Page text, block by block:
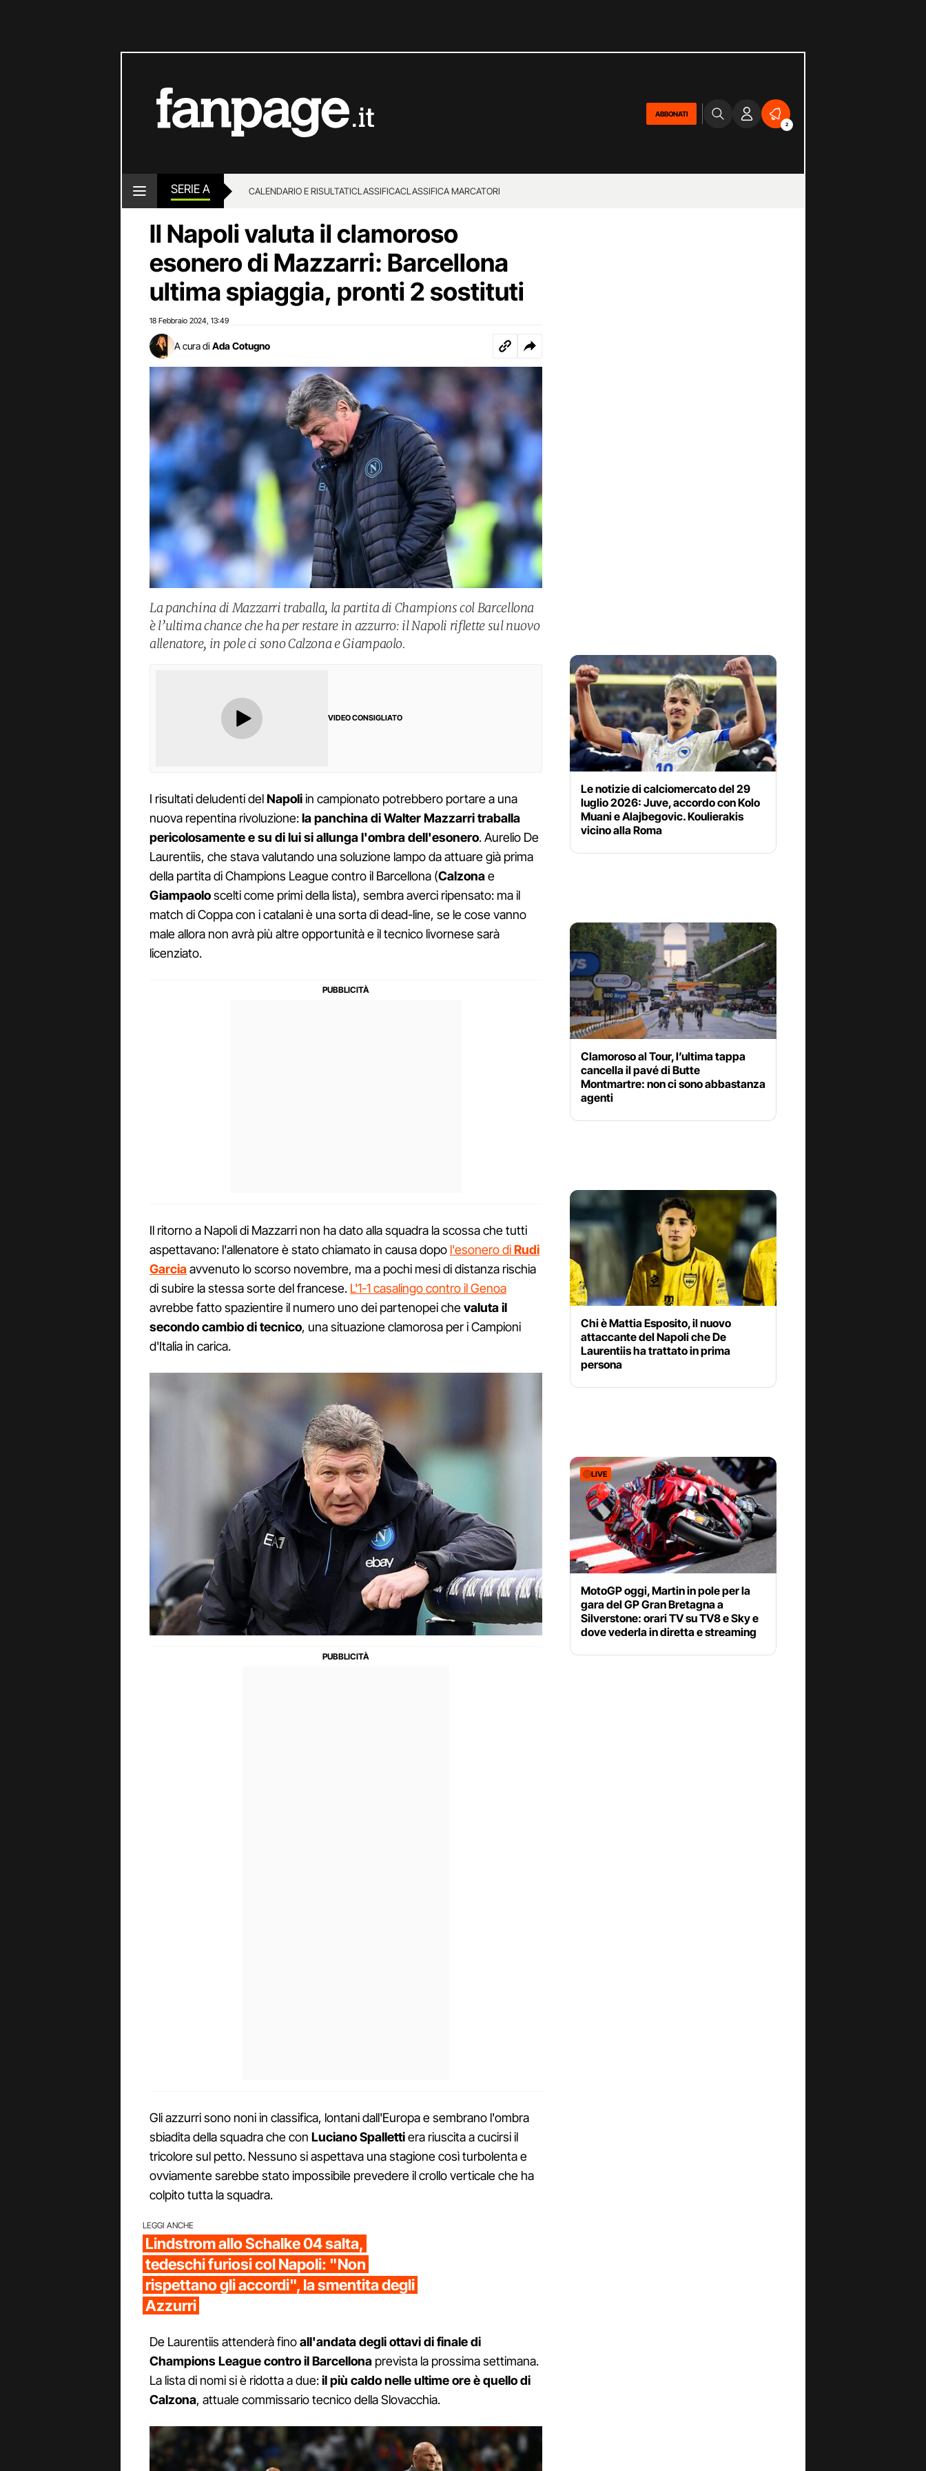
ABBONATI
2
SERIE A CALENDARIO E RISULTATICLASSIFICACLASSIFICA MARCATORI
Il Napoli valuta il clamoroso
esonero di Mazzarri: Barcellona
ultima spiaggia, pronti 2 sostituti
18 Febbraio 2024 13:49
A cura di Ada Cotugno
La panchina di Mazzarri traballa, la partita di Champions col Barcellona
è l’ultima chance che ha per restare in azzurro: il Napoli riflette sul nuovo
allenatore, in pole ci sono Calzona e Giampaolo.
VIDEO CONSIGLIATO
I risultati deludenti delNapoliin campionato potrebbero portare a una
nuova repentina rivoluzione:la panchina di Walter Mazzarri traballa
pericolosamente e su di lui si allunga l'ombra dell'esonero. Aurelio De
Laurentiis, che stava valutando una soluzione lampo da attuare già prima
della partita di Champions League contro il Barcellona (Calzonae
Giampaoloscelti come primi della lista), sembra averci ripensato: ma il
match di Coppa con i catalani è una sorta di dead-line, se le cose vanno
male allora non avrà più altre opportunità e il tecnico livornese sarà
licenziato.
Il ritorno a Napoli di Mazzarri non ha dato alla squadra la scossa che tutti
aspettavano: l'allenatore è stato chiamato in causa dopo l'esonero diRudi
Garciaavvenuto lo scorso novembre, ma a pochi mesi di distanza rischia
di subire la stessa sorte del francese. L'1-1 casalingo contro il Genoa
avrebbe fatto spazientire il numero uno dei partenopei chevaluta il
secondo cambio di tecnico, una situazione clamorosa per i Campioni
d'Italia in carica.
Gli azzurri sono noni in classifica, lontani dall'Europa e sembrano l'ombra
sbiadita della squadra che con Luciano Spallettiera riuscita a cucirsi il
tricolore sul petto. Nessuno si aspettava una stagione così turbolenta e
ovviamente sarebbe stato impossibile prevedere il crollo verticale che ha
colpito tutta la squadra.
LEGGI ANCHE
Lindstrom allo Schalke 04 salta,
tedeschi furiosi col Napoli: "Non
rispettano gli accordi", la smentita degli
Azzurri
De Laurentiis attenderà finoall'andata degli ottavi di finale di
Champions League contro il Barcellona prevista la prossima settimana.
La lista di nomi si è ridotta a due:il più caldo nelle ultime ore è quello di
Calzona, attuale commissario tecnico della Slovacchia.
Le notizie di calciomercato del 29
luglio 2026: Juve, accordo con Kolo
Muani e Alajbegovic. Koulierakis
vicino alla Roma
Clamoroso al Tour, l’ultima tappa
cancella il pavé di Butte
Montmartre: non ci sono abbastanza
agenti
Chi è Mattia Esposito, il nuovo
attaccante del Napoli che De
Laurentiis ha trattato in prima
persona
LIVE
MotoGP oggi, Martin in pole per la
gara del GP Gran Bretagna a
Silverstone: orari TV su TV8 e Sky e
dove vederla in diretta e streaming